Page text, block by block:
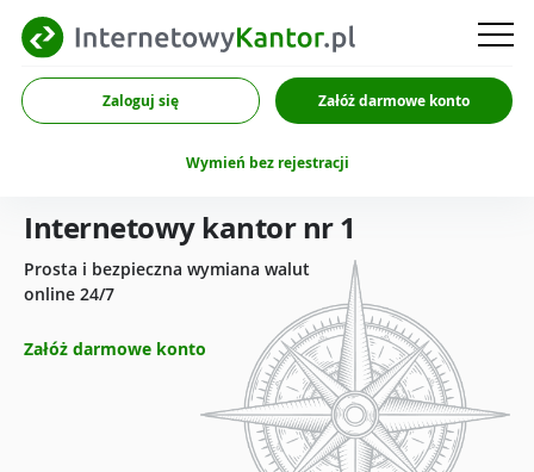
Zaloguj się Załóż darmowe konto
Wymień bez rejestracji
Internetowy kantor nr 1
Prosta i bezpieczna wymiana walut
online 24/7
Załóż darmowe konto